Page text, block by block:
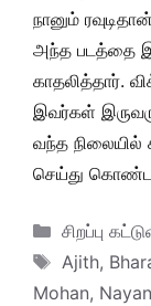
நானும்
அந்த படத்தை
காதலித்தார்.
இவர்கள்
வந்த
செய்து
Categories
சிறப்பு
Tags
Ajith,
Mohan,